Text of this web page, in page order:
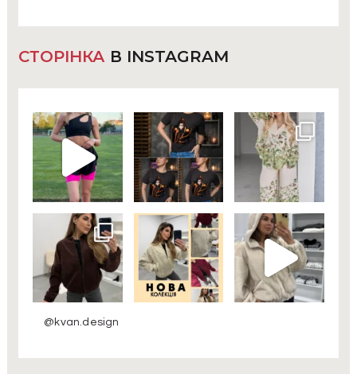
СТОРІНКА В INSTAGRAM
@kvan.design